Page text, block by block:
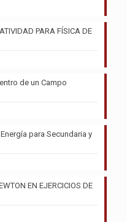
PARA FÍSICA DE
de un Campo
para Secundaria y
EN EJERCICIOS DE